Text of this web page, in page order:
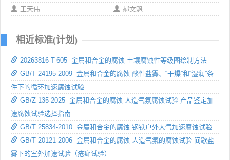
王天伟
郝文魁
相近标准(计划)
20263816-T-605 金属和合金的腐蚀 土壤腐蚀性等级图绘制方法
GB/T 24195-2009 金属和合金的腐蚀 酸性盐雾、“干燥”和“湿润”条
件下的循环加速腐蚀试验
GB/Z 135-2025 金属和合金的腐蚀 人造气氛腐蚀试验 产品鉴定加
速腐蚀试验选择指南
GB/T 25834-2010 金属和合金的腐蚀 钢铁户外大气加速腐蚀试验
GB/T 20121-2006 金属和合金的腐蚀 人造气氛的腐蚀试验 间歇盐
雾下的室外加速试验（疮痂试验）